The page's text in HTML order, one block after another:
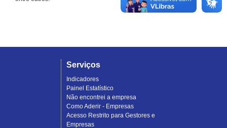
Serviços
Indicadores
Painel Estatístico
Não encontrei a empresa
Como Aderir - Empresas
Acesso Restrito para Gestores e
Empresas